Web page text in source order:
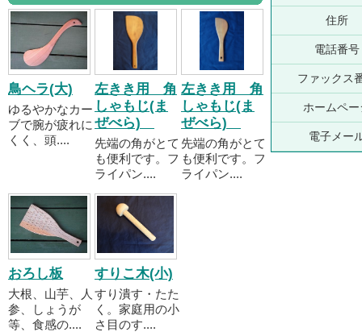
鳥ヘラ(大)
ゆるやかなカー
ブで腕が疲れに
くく、頭....
左きき用 角
しゃもじ(ま
ぜべら)
先端の角がとて
も便利です。フ
ライパン....
左きき用 角
しゃもじ(ま
ぜべら)
先端の角がとて
も便利です。フ
ライパン....
おろし板
大根、山芋、人
参、しょうが
等、食感の....
すりこ木(小)
すり潰す・たた
く。家庭用の小
さ目のす....
住所
電話番号
ファックス
ホームペー
電子メー